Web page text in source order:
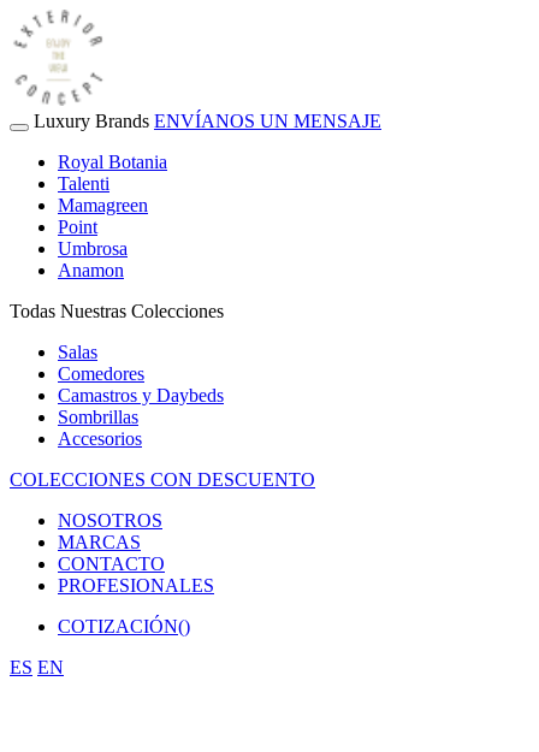
Luxury Brands ENVÍANOS UN MENSAJE
Royal Botania
Talenti
Mamagreen
Point
Umbrosa
Anamon
Todas Nuestras Colecciones
Salas
Comedores
Camastros y Daybeds
Sombrillas
Accesorios
COLECCIONES CON DESCUENTO
NOSOTROS
MARCAS
CONTACTO
PROFESIONALES
COTIZACIÓN()
ES EN